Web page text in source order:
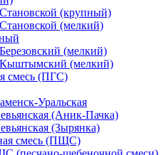
(крупный)
(мелкий)
(мелкий)
(мелкий)
смесь (ПГС)
Уральская
(Аник-Пачка)
(Зырянка)
смесь (ПЩС)